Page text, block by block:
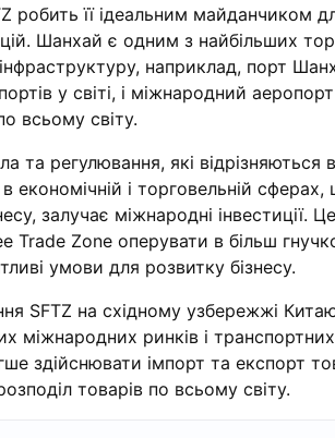
робить її ідеальним майданчиком
Шанхай є одним з найбільших
наприклад, порт
у світі, і міжнародний
всьому світу.
та регулювання, які
економічній і торговельній
залучає міжнародні інвестиції.
Trade Zone оперувати в більш
умови для розвитку бізнесу.
SFTZ на східному узбережжі
міжнародних ринків і
здійснювати імпорт та експорт
товарів по всьому світу.